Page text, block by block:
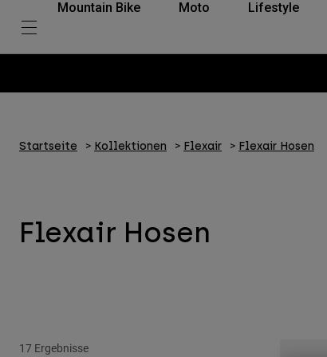
Mountain Bike Moto Lifestyle
Startseite Kollektionen Flexair Flexair Hosen
Flexair Hosen
17 Ergebnisse